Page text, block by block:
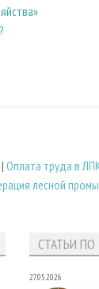
| Оплата труда в
лесной
СТАТЬИ ПО
27.05.2026